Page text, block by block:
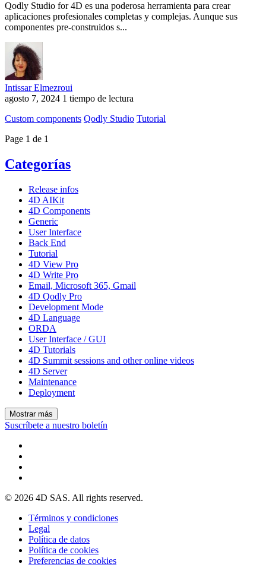
Qodly Studio for 4D es una poderosa herramienta para crear
aplicaciones profesionales completas y complejas. Aunque sus
componentes pre-construidos s...
Intissar Elmezroui
agosto 7, 2024 1 tiempo de lectura
Custom components Qodly Studio Tutorial
Page 1 de 1
Categorías
Release infos
4D AIKit
4D Components
Generic
User Interface
Back End
Tutorial
4D View Pro
4D Write Pro
Email, Microsoft 365, Gmail
4D Qodly Pro
Development Mode
4D Language
ORDA
User Interface / GUI
4D Tutorials
4D Summit sessions and other online videos
4D Server
Maintenance
Deployment
Mostrar más
Suscríbete a nuestro boletín
© 2026 4D SAS. All rights reserved.
Términos y condiciones
Legal
Política de datos
Política de cookies
Preferencias de cookies